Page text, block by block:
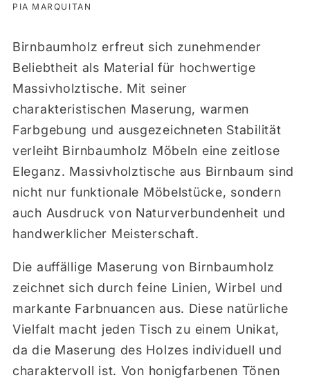
PIA MARQUITAN
Birnbaumholz erfreut sich zunehmender
Beliebtheit als Material für hochwertige
Massivholztische. Mit seiner
charakteristischen Maserung, warmen
Farbgebung und ausgezeichneten Stabilität
verleiht Birnbaumholz Möbeln eine zeitlose
Eleganz. Massivholztische aus Birnbaum sind
nicht nur funktionale Möbelstücke, sondern
auch Ausdruck von Naturverbundenheit und
handwerklicher Meisterschaft.
Die auffällige Maserung von Birnbaumholz
zeichnet sich durch feine Linien, Wirbel und
markante Farbnuancen aus. Diese natürliche
Vielfalt macht jeden Tisch zu einem Unikat,
da die Maserung des Holzes individuell und
charaktervoll ist. Von honigfarbenen Tönen